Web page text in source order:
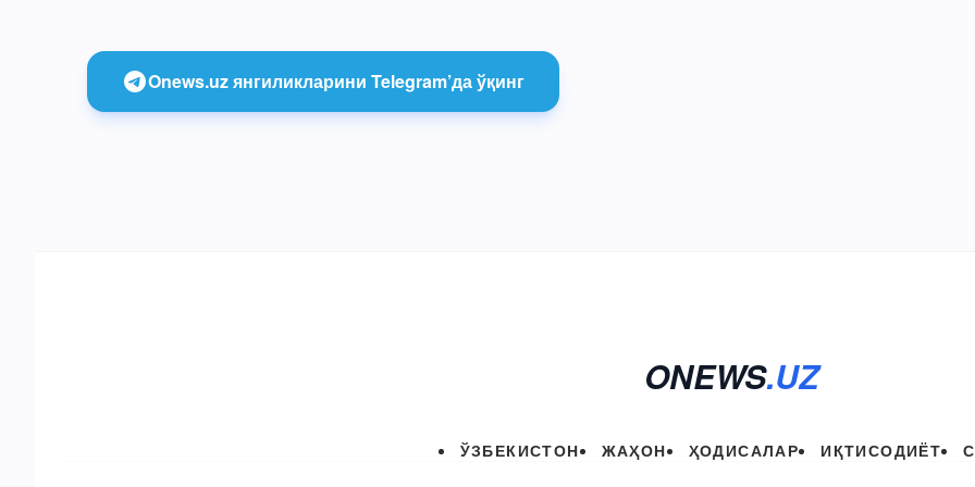
Onews.uz янгиликларини Telegram’да ўқинг
ONEWS.UZ
ЎЗБЕКИСТОН ЖАҲОН ҲОДИСАЛАР ИҚТИСОДИЁТ